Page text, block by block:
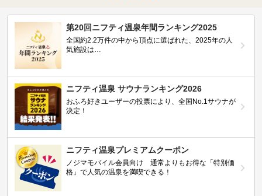
第20回ニフティ温泉年間ランキング2025
全国約2.2万件の中から頂点に選ばれた、2025年の人
気施設は…
ニフティ温泉 サウナランキング2026
おふろ好きユーザーの投票により、全国No.1サウナが
決定！
ニフティ温泉プレミアムクーポン
ノジマモバイル会員向け 通常よりもお得な「特別価
格」で人気の温泉を満喫できる！